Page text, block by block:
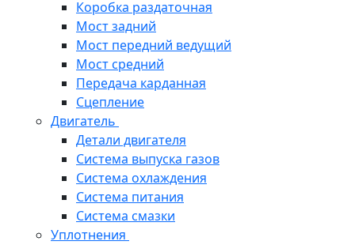
Коробка раздаточная
Мост задний
Мост передний ведущий
Мост средний
Передача карданная
Сцепление
Двигатель
Детали двигателя
Система выпуска газов
Система охлаждения
Система питания
Система смазки
Уплотнения